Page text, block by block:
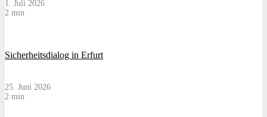
1. Juli 2026
2 min
Sicherheitsdialog in Erfurt
25. Juni 2026
2 min